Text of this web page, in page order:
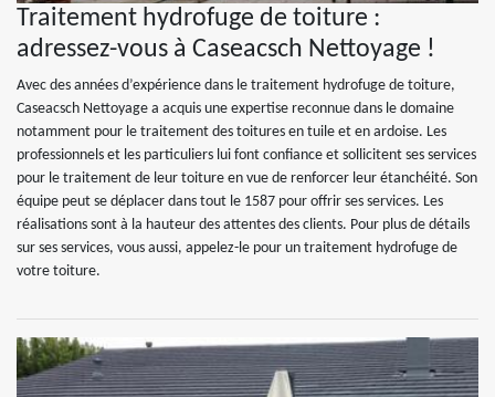
Traitement hydrofuge de toiture :
adressez-vous à Caseacsch Nettoyage !
Avec des années d’expérience dans le traitement hydrofuge de toiture,
Caseacsch Nettoyage a acquis une expertise reconnue dans le domaine
notamment pour le traitement des toitures en tuile et en ardoise. Les
professionnels et les particuliers lui font confiance et sollicitent ses services
pour le traitement de leur toiture en vue de renforcer leur étanchéité. Son
équipe peut se déplacer dans tout le 1587 pour offrir ses services. Les
réalisations sont à la hauteur des attentes des clients. Pour plus de détails
sur ses services, vous aussi, appelez-le pour un traitement hydrofuge de
votre toiture.